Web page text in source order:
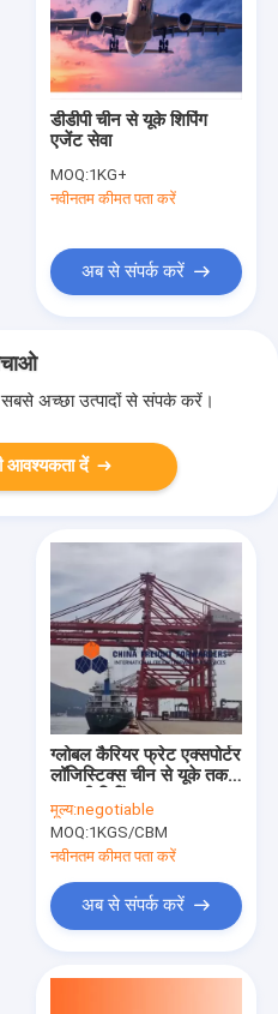
डीडीपी चीन से यूके शिपिंग
एजेंट सेवा
MOQ:1KG+
नवीनतम कीमत पता करें
अब से संपर्क करें
अच्छा उत्पादों से संपर्क करें।
आवश्यकता दें
ग्लोबल कैरियर फ्रेट एक्सपोर्टर
लॉजिस्टिक्स चीन से यूके तक
मूल्य:negotiable
MOQ:1KGS/CBM
नवीनतम कीमत पता करें
अब से संपर्क करें